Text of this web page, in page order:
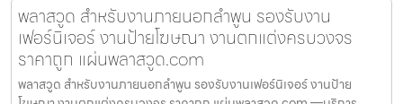
พลาสวูด สำหรับงานภายนอกลำพูน รองรับงาน
เฟอร์นิเจอร์ งานป้ายโฆษณา งานตกแต่งครบวงจร
ราคาถูก แผ่นพลาสวูด.com
พลาสวูด สำหรับงานภายนอกลำพูน รองรับงานเฟอร์นิเจอร์ งานป้าย